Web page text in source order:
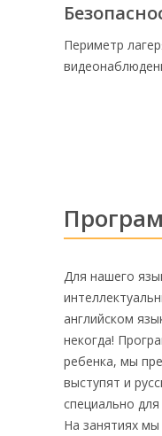
Периметр
Для нашего
английском
некогда!
ребенка, мы
выступят и
специально
На занятиях